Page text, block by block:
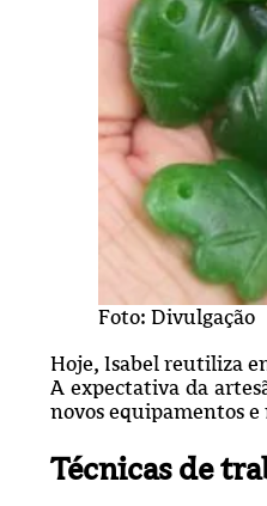
Foto: Divulgação
Hoje, Isabel reutiliza
A expectativa da
novos equipamentos
Técnicas de